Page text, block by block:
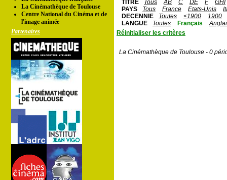
La Cinémathèque de Toulouse
Centre National du Cinéma et de
l'image animée
Partenaires
TITRE
Tous AB C DE F
GHI
PAYS
Tous France Etats-Unis
DECENNIE
Toutes <1900
1900
LANGUE
Toutes Français
Réinitialiser les critères
La Cinémathèque de Toulouse - 0